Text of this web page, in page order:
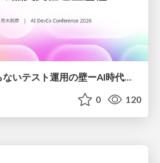
自動化したのに回らないテスト運用の壁ーAI時代の品質責任と生産性
0 120